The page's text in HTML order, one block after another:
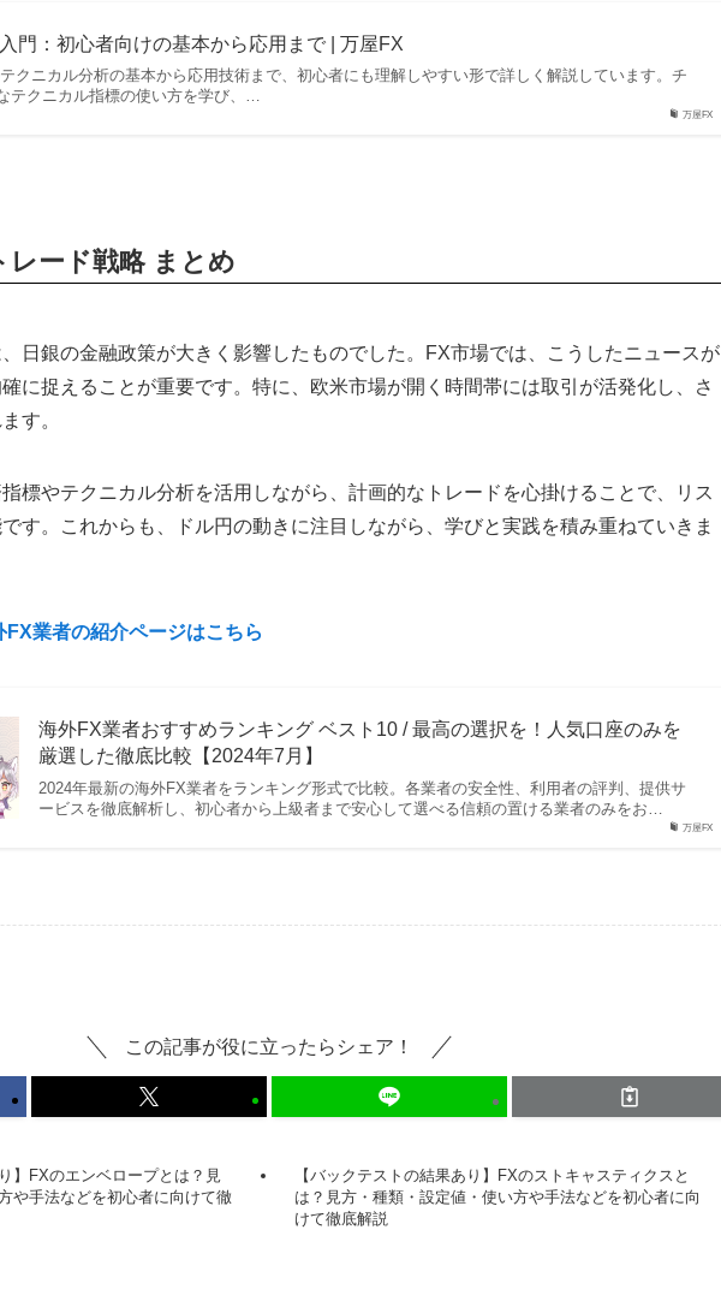
万屋FX
門：初心者向けの基本から応用まで | 万屋FX
クニカル分析の基本から応用技術まで、初心者にも理解しやすい形で詳しく解説しています。チ
テクニカル指標の使い方を学び、…
レード戦略 まとめ
日銀の金融政策が大きく影響したものでした。FX市場では、こうしたニュースが
に捉えることが重要です。特に、欧米市場が開く時間帯には取引が活発化し、さ
す。
標やテクニカル分析を活用しながら、計画的なトレードを心掛けることで、リス
す。これからも、ドル円の動きに注目しながら、学びと実践を積み重ねていきま
業者の紹介ページはこちら
万屋FX
海外FX業者おすすめランキング ベスト10 / 最高の選択を！人気口座のみを
厳選した徹底比較【2024年7月】
2024年最新の海外FX業者をランキング形式で比較。各業者の安全性、利用者の評判、提供サ
ービスを徹底解析し、初心者から上級者まで安心して選べる信頼の置ける業者のみをお…
この記事が役に立ったらシェア！
】FXのエンベロープとは？見
や手法などを初心者に向けて徹
【バックテストの結果あり】FXのストキャスティクスと
は？見方・種類・設定値・使い方や手法などを初心者に向
けて徹底解説